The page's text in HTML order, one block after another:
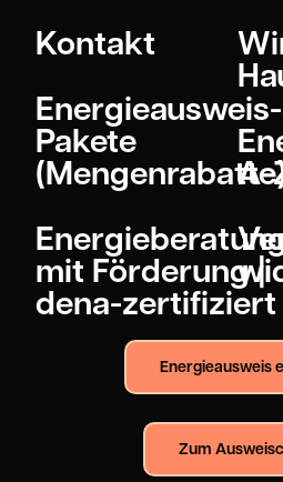
Kontakt
Energieausweis-
Pakete
mit Förderung |
dena-zertifiziert
A-
Energieausweis
Zum